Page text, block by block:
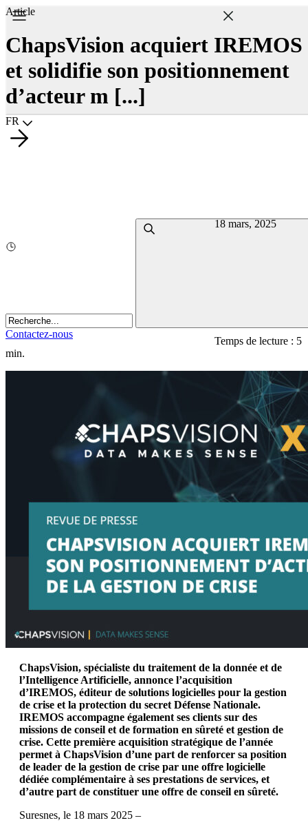
Choisir la langue
FR
Contactez-nous
Article
ChapsVision acquiert IREMOS
et solidifie son positionnement
d’acteur m [...]
18 mars, 2025
Temps de lecture : 5
min.
ChapsVision, spécialiste du traitement de la donnée et de
l’Intelligence Artificielle, annonce l’acquisition
d’IREMOS, éditeur de solutions logicielles pour la gestion
de crise et la protection du secret Défense Nationale.
IREMOS accompagne également ses clients sur des
missions de conseil et de formation en sûreté et gestion de
crise. Cette première acquisition stratégique de l’année
permet à ChapsVision d’une part de renforcer sa position
de leader de la gestion de crise par une offre logicielle
dédiée complémentaire à ses prestations de services, et
d’autre part de constituer une offre de conseil en sûreté.
Suresnes, le 18 mars 2025 –